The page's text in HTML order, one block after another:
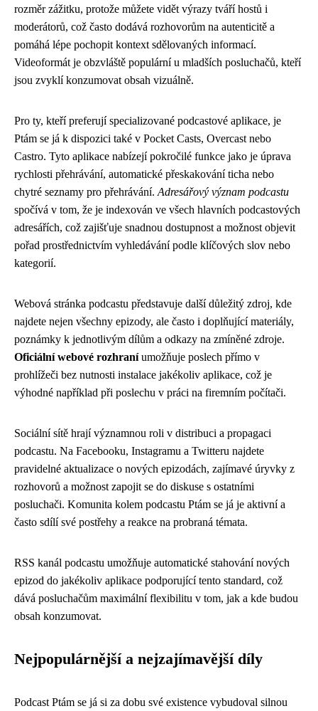
rozměr zážitku, protože můžete vidět výrazy tváří hostů i
moderátorů, což často dodává rozhovorům na autenticitě a
pomáhá lépe pochopit kontext sdělovaných informací.
Videoformát je obzvláště populární u mladších posluchačů, kteří
jsou zvyklí konzumovat obsah vizuálně.
Pro ty, kteří preferují specializované podcastové aplikace, je
Ptám se já k dispozici také v Pocket Casts, Overcast nebo
Castro. Tyto aplikace nabízejí pokročilé funkce jako je úprava
rychlosti přehrávání, automatické přeskakování ticha nebo
chytré seznamy pro přehrávání. Adresářový význam podcastu
spočívá v tom, že je indexován ve všech hlavních podcastových
adresářích, což zajišťuje snadnou dostupnost a možnost objevit
pořad prostřednictvím vyhledávání podle klíčových slov nebo
kategorií.
Webová stránka podcastu představuje další důležitý zdroj, kde
najdete nejen všechny epizody, ale často i doplňující materiály,
poznámky k jednotlivým dílům a odkazy na zmíněné zdroje.
Oficiální webové rozhraníumožňuje poslech přímo v
prohlížeči bez nutnosti instalace jakékoliv aplikace, což je
výhodné například při poslechu v práci na firemním počítači.
Sociální sítě hrají významnou roli v distribuci a propagaci
podcastu. Na Facebooku, Instagramu a Twitteru najdete
pravidelné aktualizace o nových epizodách, zajímavé úryvky z
rozhovorů a možnost zapojit se do diskuse s ostatními
posluchači. Komunita kolem podcastu Ptám se já je aktivní a
často sdílí své postřehy a reakce na probraná témata.
RSS kanál podcastu umožňuje automatické stahování nových
epizod do jakékoliv aplikace podporující tento standard, což
dává posluchačům maximální flexibilitu v tom, jak a kde budou
obsah konzumovat.
Nejpopulárnější a nejzajímavější díly
Podcast Ptám se já si za dobu své existence vybudoval silnou